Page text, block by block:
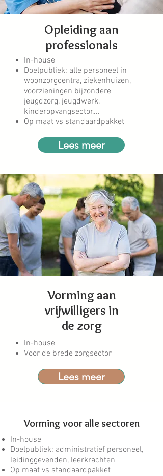
Opleiding aan
professionals
In-house
Doelpubliek: alle personeel in
woonzorgcentra, ziekenhuizen,
voorzieningen bijzondere
jeugdzorg, jeugdwerk,
kinderopvangsector,...
Op maat vs standaardpakket
Lees meer
Vorming aan
vrijwilligers in
de zorg
In-house
Voor de brede zorgsector
Lees meer
Vorming voor alle sectoren
In-house
Doelpubliek: administratief personeel,
leidinggevenden, leerkrachten
Op maat vs standaardpakket